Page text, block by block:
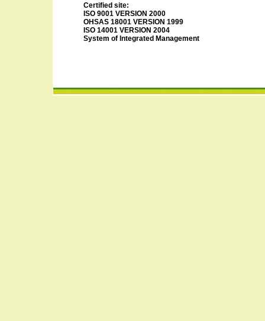
Certified site:
ISO 9001 VERSION 2000
OHSAS 18001 VERSION 1999
ISO 14001 VERSION 2004
System of Integrated Management